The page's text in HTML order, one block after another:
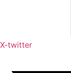
X-twitter